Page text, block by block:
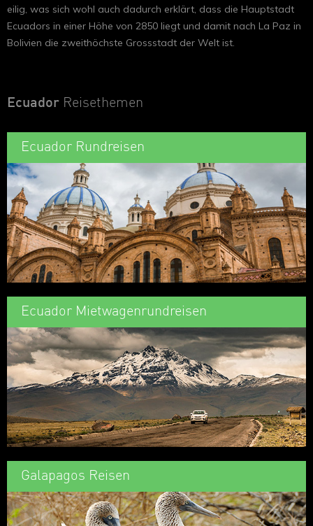
eilig, was sich wohl auch dadurch erklärt, dass die Hauptstadt
Ecuadors in einer Höhe von 2850 liegt und damit nach La Paz in
Bolivien die zweithöchste Grossstadt der Welt ist.
Ecuador Reisethemen
Ecuador Rundreisen
Ecuador Mietwagenrundreisen
Galapagos Reisen